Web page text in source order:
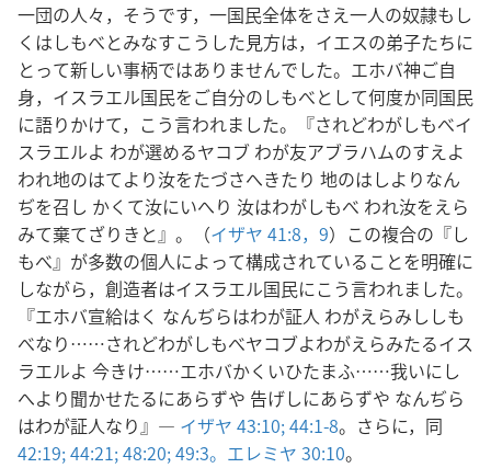
一団の人々，そうです，一国民全体をさえ一人の奴隷もし
くはしもべとみなすこうした見方は，イエスの弟子たちに
とって新しい事柄ではありませんでした。エホバ神ご自
身，イスラエル国民をご自分のしもべとして何度か同国民
に語りかけて，こう言われました。『されどわがしもべイ
スラエルよ わが選めるヤコブ わが友アブラハムのすえよ
われ地のはてより汝をたづさへきたり 地のはしよりなん
ぢを召し かくて汝にいへり 汝はわがしもべ われ汝をえら
みて棄てざりきと』。（イザヤ 41:8，9）この複合の『し
もべ』が多数の個人によって構成されていることを明確に
しながら，創造者はイスラエル国民にこう言われました。
『エホバ宣給はく なんぢらはわが証人 わがえらみししも
べなり……されどわがしもべヤコブよわがえらみたるイス
ラエルよ 今きけ……エホバかくいひたまふ……我いにし
へより聞かせたるにあらずや 告げしにあらずや なんぢら
はわが証人なり』― イザヤ 43:10;44:1-8。さらに，同
42:19;44:21;48:20;49:3。 エレミヤ 30:10。